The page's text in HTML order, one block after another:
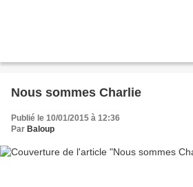
Nous sommes Charlie
Publié le 10/01/2015 à 12:36
Par Baloup